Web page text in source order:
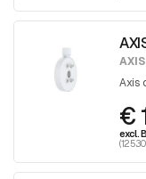
AXIS
Axis
€
excl.